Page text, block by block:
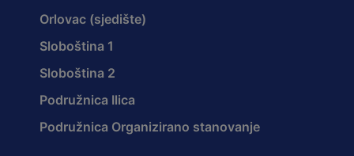
Orlovac (sjedište)
Sloboština 1
Sloboština 2
Podružnica Ilica
Podružnica Organizirano stanovanje